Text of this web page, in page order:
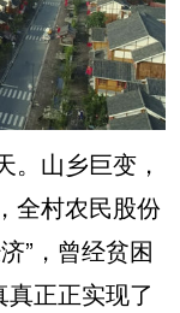
山乡巨变，
全村农民股份
”，曾经贫困
真正正实现了